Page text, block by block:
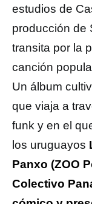
estudios de
producción de
transita por la
canción
Un álbum
que viaja a
funk y en el
los uruguayos
Panxo (ZOO
Colectivo